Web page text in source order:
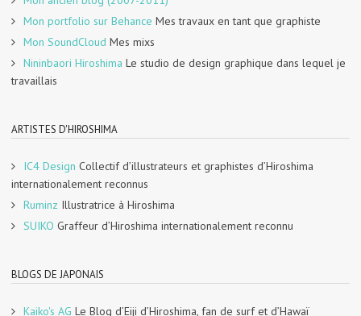
Mon portfolio sur Behance Mes travaux en tant que graphiste
Mon SoundCloud Mes mixs
Nininbaori Hiroshima Le studio de design graphique dans lequel je
travaillais
ARTISTES D'HIROSHIMA
IC4 Design Collectif d’illustrateurs et graphistes d’Hiroshima
internationalement reconnus
Ruminz Illustratrice à Hiroshima
SUIKO Graffeur d’Hiroshima internationalement reconnu
BLOGS DE JAPONAIS
Kaiko's AG Le Blog d’Eiji d’Hiroshima, fan de surf et d’Hawaï